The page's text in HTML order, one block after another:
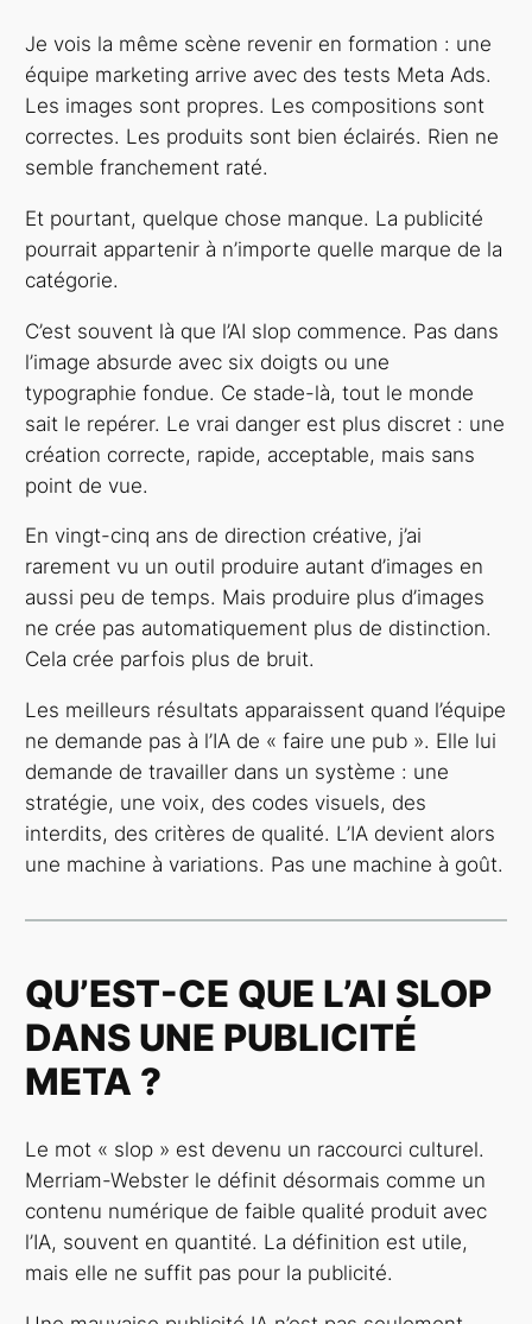
Je vois la même scène revenir en formation : une
équipe marketing arrive avec des tests Meta Ads.
Les images sont propres. Les compositions sont
correctes. Les produits sont bien éclairés. Rien ne
semble franchement raté.
Et pourtant, quelque chose manque. La publicité
pourrait appartenir à n’importe quelle marque de la
catégorie.
C’est souvent là que l’AI slop commence. Pas dans
l’image absurde avec six doigts ou une
typographie fondue. Ce stade-là, tout le monde
sait le repérer. Le vrai danger est plus discret : une
création correcte, rapide, acceptable, mais sans
point de vue.
En vingt-cinq ans de direction créative, j’ai
rarement vu un outil produire autant d’images en
aussi peu de temps. Mais produire plus d’images
ne crée pas automatiquement plus de distinction.
Cela crée parfois plus de bruit.
Les meilleurs résultats apparaissent quand l’équipe
ne demande pas à l’IA de « faire une pub ». Elle lui
demande de travailler dans un système : une
stratégie, une voix, des codes visuels, des
interdits, des critères de qualité. L’IA devient alors
une machine à variations. Pas une machine à goût.
QU’EST-CE QUE L’AI SLOP
DANS UNE PUBLICITÉ
META ?
Le mot « slop » est devenu un raccourci culturel.
Merriam-Webster le définit désormais comme un
contenu numérique de faible qualité produit avec
l’IA, souvent en quantité. La définition est utile,
mais elle ne suffit pas pour la publicité.